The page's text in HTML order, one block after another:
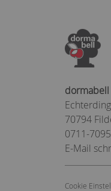
dormabell
70794
0711-
E-Mail
Cookie